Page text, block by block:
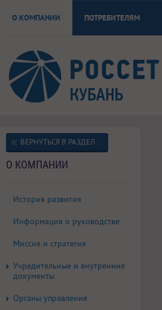
О КОМПАНИИ ПОТРЕБИТЕЛЯМ
ВЕРНУТЬСЯ В РАЗДЕЛ
О КОМПАНИИ
История развития
Информация о руководстве
Миссия и стратегия
Учредительные и внутренние
документы
Органы управления